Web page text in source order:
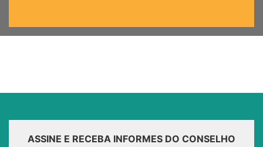
ASSINE E RECEBA INFORMES DO CONSELHO